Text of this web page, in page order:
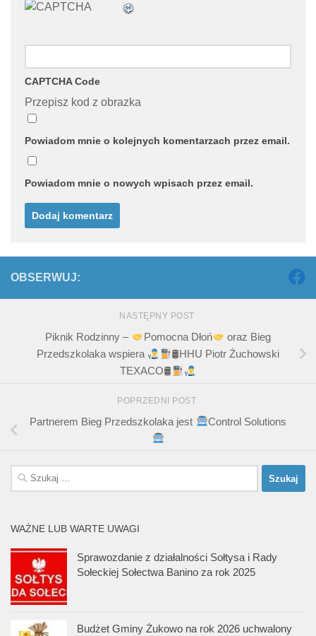
CAPTCHA Code
Przepisz kod z obrazka
Powiadom mnie o kolejnych komentarzach przez email.
Powiadom mnie o nowych wpisach przez email.
OBSERWUJ:
NASTĘPNY POST
Piknik Rodzinny – Pomocna Dłoń
oraz Bieg
Przedszkolaka wspiera
🛢HHU Piotr Żuchowski
TEXACO🛢
POPRZEDNI POST
Partnerem Bieg Przedszkolaka jest Control Solutions
Szukaj:
WAŻNE LUB WARTE UWAGI
Sprawozdanie z działalności Sołtysa i Rady
Sołeckiej Sołectwa Banino za rok 2025
Budżet Gminy Żukowo na rok 2026 uchwalony